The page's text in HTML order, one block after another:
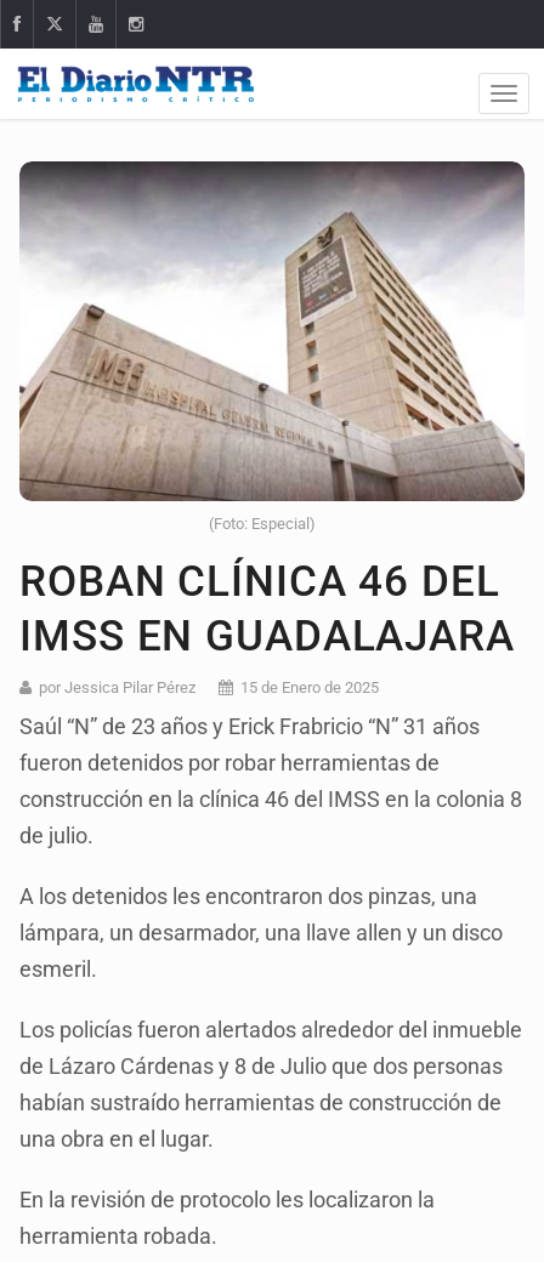
(Foto: Especial)
ROBAN CLÍNICA 46 DEL
IMSS EN GUADALAJARA
por Jessica Pilar Pérez 15 de Enero de 2025
Saúl “N” de 23 años y Erick Frabricio “N” 31 años
fueron detenidos por robar herramientas de
construcción en la clínica 46 del IMSS en la colonia 8
de julio.
A los detenidos les encontraron dos pinzas, una
lámpara, un desarmador, una llave allen y un disco
esmeril.
Los policías fueron alertados alrededor del inmueble
de Lázaro Cárdenas y 8 de Julio que dos personas
habían sustraído herramientas de construcción de
una obra en el lugar.
En la revisión de protocolo les localizaron la
herramienta robada.